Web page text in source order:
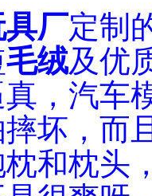
厂定制
毛绒及优
，汽车
坏，而
和枕头